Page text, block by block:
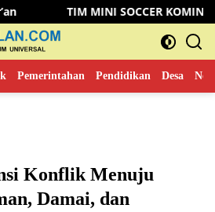
MINI SOCCER KOMINFO MUSI
Pemerintahan Pendidikan Desa
Konflik Menuju
Damai, dan